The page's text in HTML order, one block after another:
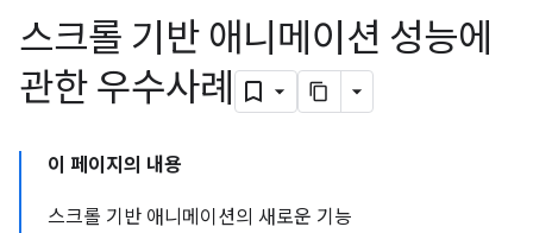
스크롤 기반 애니메이션 성능에
관한 우수사례
이 페이지의 내용
스크롤 기반 애니메이션의 새로운 기능